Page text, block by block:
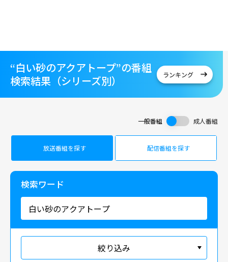
“白い砂のアクアトープ”の番組
検索結果（シリーズ別）
ランキング
一般番組 成人番組
放送番組を探す 配信番組を探す
検索ワード
絞り込み